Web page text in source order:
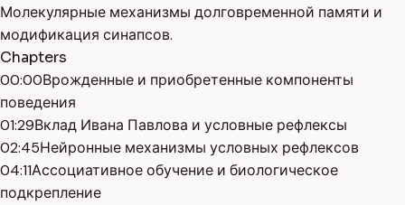
Молекулярные механизмы долговременной памяти и
модификация синапсов.
Chapters
00:00Врожденные и приобретенные компоненты
поведения
01:29Вклад Ивана Павлова и условные рефлексы
02:45Нейронные механизмы условных рефлексов
04:11Ассоциативное обучение и биологическое
подкрепление